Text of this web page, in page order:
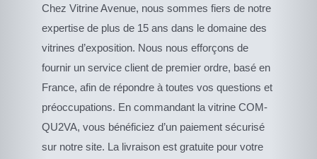
Chez Vitrine Avenue, nous sommes fiers de notre
expertise de plus de 15 ans dans le domaine des
vitrines d’exposition. Nous nous efforçons de
fournir un service client de premier ordre, basé en
France, afin de répondre à toutes vos questions et
préoccupations. En commandant la vitrine COM-
QU2VA, vous bénéficiez d’un paiement sécurisé
sur notre site. La livraison est gratuite pour votre